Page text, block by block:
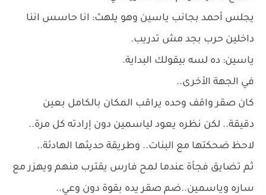
يجلس أحمد بجانب ياسين وهو يلهث: انا حاسس اننا
داخلين حرب بجد مش تدريب.
ياسين: ده لسه بيقولك البداية.
في الجهة الأخرى..
كان صقر واقف وحده يراقب المكان بالكامل بعين
دقيقة.. لكن نظره يعود لياسمين دون إرادته كل مرة..
لاحظ ضحكتها مع البنات.. وطريقة حديثها الهادئة..
ثم تضايق فجأة عندما لمح فارس يقترب منهم ويهزر مع
ساره وياسمين..ضم صقر يده بقوة دون وعي..